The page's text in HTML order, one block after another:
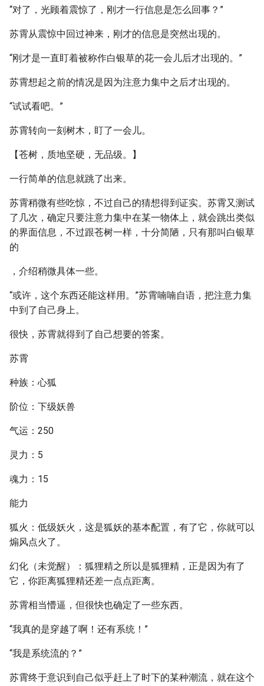
“对了，光顾着震惊了，刚才一行信息是怎么回事？”
苏霄从震惊中回过神来，刚才的信息是突然出现的。
“刚才是一直盯着被称作白银草的花一会儿后才出现的。”
苏霄想起之前的情况是因为注意力集中之后才出现的。
“试试看吧。”
苏霄转向一刻树木，盯了一会儿。
【苍树，质地坚硬，无品级。】
一行简单的信息就跳了出来。
苏霄稍微有些吃惊，不过自己的猜想得到证实。苏霄又测试
了几次，确定只要注意力集中在某一物体上，就会跳出类似
的界面信息，不过跟苍树一样，十分简陋，只有那叫白银草
的
，介绍稍微具体一些。
“或许，这个东西还能这样用。”苏霄喃喃自语，把注意力集
中到了自己身上。
很快，苏霄就得到了自己想要的答案。
苏霄
种族：心狐
阶位：下级妖兽
气运：250
灵力：5
魂力：15
能力
狐火：低级妖火，这是狐妖的基本配置，有了它，你就可以
煽风点火了。
幻化（未觉醒）：狐狸精之所以是狐狸精，正是因为有了
它，你距离狐狸精还差一点点距离。
苏霄相当懵逼，但很快也确定了一些东西。
“我真的是穿越了啊！还有系统！”
“我是系统流的？”
苏霄终于意识到自己似乎赶上了时下的某种潮流，就在这个